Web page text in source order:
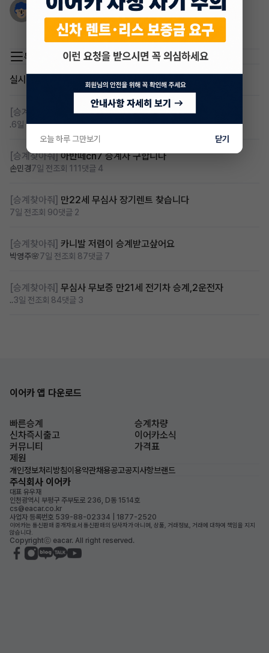
서진석
연락주세요~
목록 이동
실시간 인기글
[승계찾아줘] 렌탈 승계차량 찾습니다 바로진행
.6일 전조회 114댓글 6
[승계찾아줘] 아반떼cn7 승계자 구합니다
손민경7일 전조회 111 댓글 4
[승계찾아줘] 만22세 무심사 장기렌트 찾습니다
7일 전조회 90댓글 2
[승계찾아줘] 카니발 저렴이 승계받고샆어요
박영주🌸7일 전조회 87댓글 7
[승계찾아줘] 무심사 무보증 만21세 전기차 승계,2운전자
..3일 전조회 84댓글 3
이어카 앱 다운로드
빠른승계
승계차량
신차즉시출고
이어카소식
커뮤니티
가격표
제원
개인정보처리방침이용약관채용공고공지사항브랜드
주식회사 이어카
대표 유우재
인천광역시 부평구 주부토로 236, D동 1514호
cs@eacar.co.kr
사업자 등록번호 539-88-02334 | 1877-2520
이어카는 통신판매 중개자로서 통신판매의 당사자가 아니며, 상품, 거래정보, 거래에 대하여 책임을 지지
않습니다.
Copyrightⓒ eacar. All right reserved.
오늘 하루 그만보기 닫기